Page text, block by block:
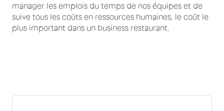
manager les emplois du temps de nos équipes et de
suive tous les coûts en ressources humaines, le coût le
plus important dans un business restaurant.